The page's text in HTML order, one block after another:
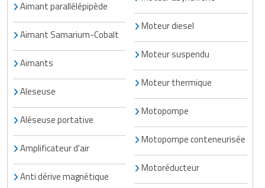
Aimant parallélépipède
Aimant Samarium-Cobalt
Aimants
Aleseuse
Aléseuse portative
Amplificateur d'air
Anti dérive magnétique
Moteur diesel
Moteur suspendu
Moteur thermique
Motopompe
Motopompe conteneurisée
Motoréducteur